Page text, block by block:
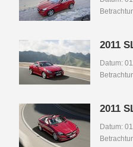
2011
Datum:
2011
Datum: